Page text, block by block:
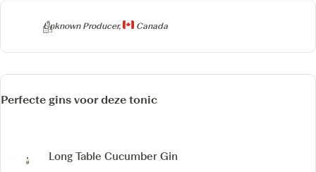
Producer
Unknown Producer, Canada
Perfecte gins voor deze tonic
Long Table Cucumber Gin